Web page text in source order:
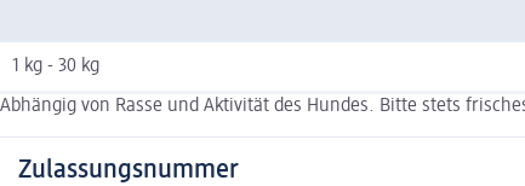
1 kg - 30 kg
Abhängig von Rasse und Aktivität des Hundes. Bitte stets
Zulassungsnummer